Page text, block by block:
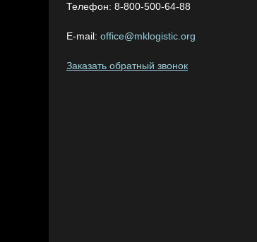
Телефон: 8-800-500-64-88
E-mail: office@mklogistic.org
Заказать обратный звонок